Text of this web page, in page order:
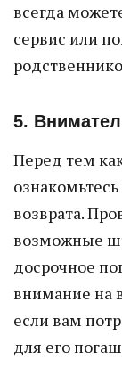
всегда
сервис или
5.
Перед тем
возврата.
возможные
досрочное
внимание на
если вам
для его